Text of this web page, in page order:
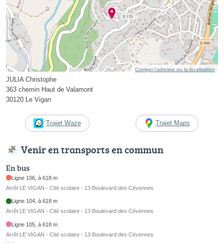
Corriger l’adresse ou la localisation
JULIA Christophe
363 chemin Haut de Valamont
30120 Le Vigan
Trajet Waze Trajet Maps
Venir en transports en commun
En bus
Ligne 106, à 618 m
Arrêt LE VIGAN - Cité scolaire - 13 Boulevard des Cévennes
Ligne 104, à 618 m
Arrêt LE VIGAN - Cité scolaire - 13 Boulevard des Cévennes
Ligne 105, à 618 m
Arrêt LE VIGAN - Cité scolaire - 13 Boulevard des Cévennes